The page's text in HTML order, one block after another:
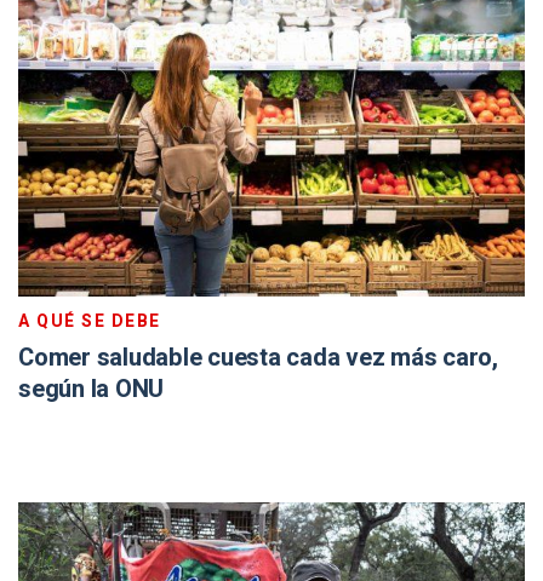
A QUÉ SE DEBE
Comer saludable cuesta cada vez más caro,
según la ONU